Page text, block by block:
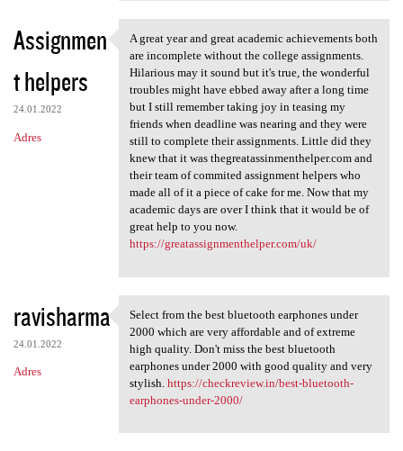
Assignmen
t helpers
24.01.2022
Adres
A great year and great
A great year and great academic achievements both
are incomplete without the college assignments.
Hilarious may it sound but it's true, the wonderful
troubles might have ebbed away after a long time
but I still remember taking joy in teasing my
friends when deadline was nearing and they were
still to complete their assignments. Little did they
knew that it was thegreatassinmenthelper.com and
their team of commited assignment helpers who
made all of it a piece of cake for me. Now that my
academic days are over I think that it would be of
great help to you now.
https://greatassignmenthelper.com/uk/
ravisharma
24.01.2022
Adres
Select from the best
Select from the best bluetooth earphones under
2000 which are very affordable and of extreme
high quality. Don't miss the best bluetooth
earphones under 2000 with good quality and very
stylish. https://checkreview.in/best-bluetooth-
earphones-under-2000/